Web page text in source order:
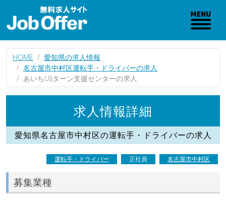
HOME
愛知県の求人情報
名古屋市中村区運転手・ドライバーの求人
あいちUIJターン支援センターの求人
求人情報詳細
愛知県名古屋市中村区の運転手・ドライバーの求人
運転手・ドライバー 正社員 名古屋市中村区
募集業種